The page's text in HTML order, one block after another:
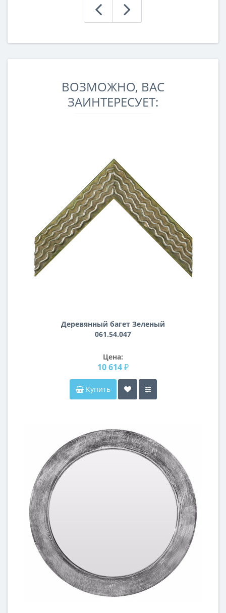
ВОЗМОЖНО, ВАС
ЗАИНТЕРЕСУЕТ:
Деревянный багет Зеленый
061.54.047
Цена:
10 614 ₽
Купить